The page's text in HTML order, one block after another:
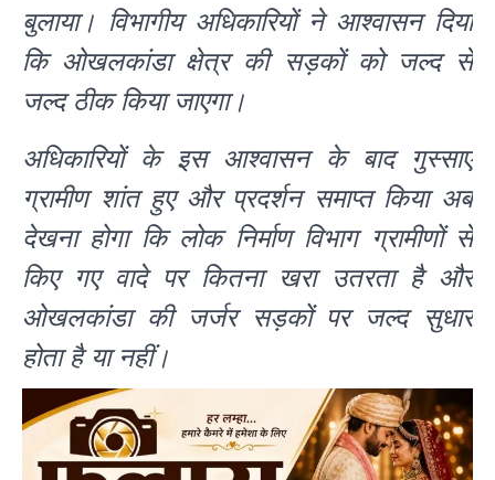
बुलाया। विभागीय अधिकारियों ने आश्वासन दिया
कि ओखलकांडा क्षेत्र की सड़कों को जल्द से
जल्द ठीक किया जाएगा।
अधिकारियों के इस आश्वासन के बाद गुस्साए
ग्रामीण शांत हुए और प्रदर्शन समाप्त किया अब
देखना होगा कि लोक निर्माण विभाग ग्रामीणों से
किए गए वादे पर कितना खरा उतरता है और
ओखलकांडा की जर्जर सड़कों पर जल्द सुधार
होता है या नहीं।